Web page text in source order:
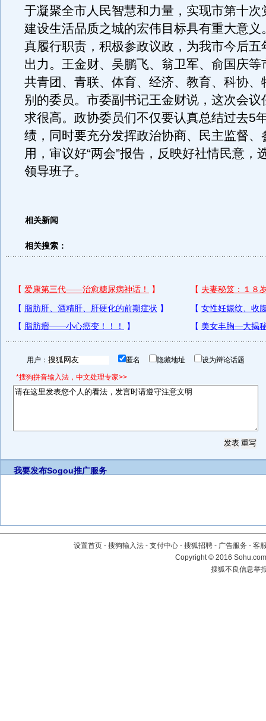
于凝聚全市人民智慧和力量，实现市第十次
建设生活品质之城的宏伟目标具有重大意义
真履行职责，积极参政议政，为我市今后五
出力。王金财、吴鹏飞、翁卫军、俞国庆等
共青团、青联、体育、经济、教育、科协、
别的委员。市委副书记王金财说，这次会议
求很高。政协委员们不仅要认真总结过去5
绩，同时要充分发挥政治协商、民主监督、
用，审议好“两会”报告，反映好社情民意，
领导班子。
相关新闻
相关搜索：
用户： 匿名 隐藏地址 设为辩论话题
*搜狗拼音输入法，中文处理专家>>
我要发布Sogou推广服务
设置首页 - 搜狗输入法 - 支付中心 - 搜狐招聘 - 广告服务 - 客
Copyright©2016
搜狐不良信息举